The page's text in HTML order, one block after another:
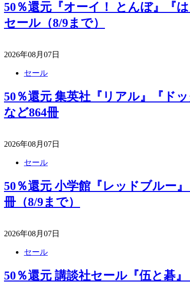
50％還元『オーイ！ とんぼ』『
セール（8/9まで）
2026年08月07日
セール
50％還元 集英社『リアル』『ド
など864冊
2026年08月07日
セール
50％還元 小学館『レッドブルー
冊（8/9まで）
2026年08月07日
セール
50％還元 講談社セール『伍と碁